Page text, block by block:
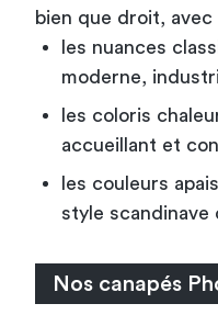
bien que droit, avec
les nuances
moderne,
les coloris
accueillant et
les couleurs
style scandinave
Nos canapés